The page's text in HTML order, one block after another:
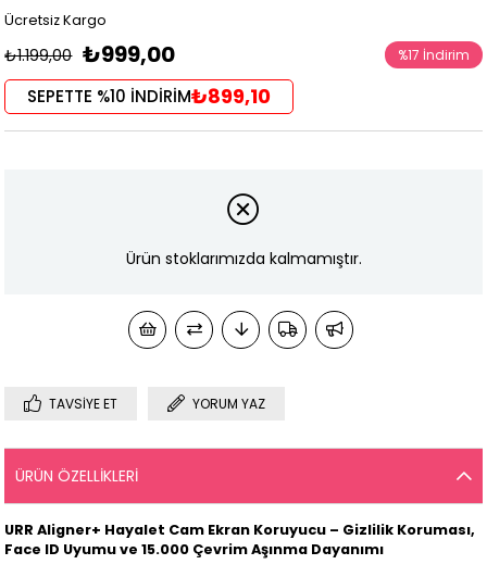
Ücretsiz Kargo
₺1.199,00 ₺999,00 %17 İndirim
SEPETTE %10 İNDİRİM₺899,10
Ürün stoklarımızda kalmamıştır.
TAVSIYE ET YORUM YAZ
ÜRÜN ÖZELLIKLERI
URR Aligner+ Hayalet Cam Ekran Koruyucu – Gizlilik Koruması,
Face ID Uyumu ve 15.000 Çevrim Aşınma Dayanımı